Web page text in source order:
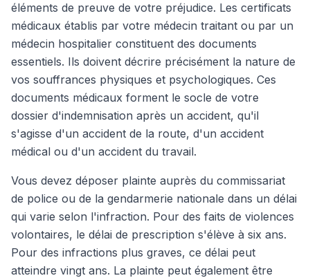
éléments de preuve de votre préjudice. Les certificats
médicaux établis par votre médecin traitant ou par un
médecin hospitalier constituent des documents
essentiels. Ils doivent décrire précisément la nature de
vos souffrances physiques et psychologiques. Ces
documents médicaux forment le socle de votre
dossier d'indemnisation après un accident, qu'il
s'agisse d'un accident de la route, d'un accident
médical ou d'un accident du travail.
Vous devez déposer plainte auprès du commissariat
de police ou de la gendarmerie nationale dans un délai
qui varie selon l'infraction. Pour des faits de violences
volontaires, le délai de prescription s'élève à six ans.
Pour des infractions plus graves, ce délai peut
atteindre vingt ans. La plainte peut également être